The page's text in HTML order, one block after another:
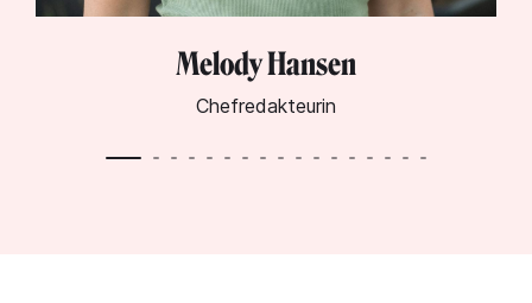
Melody Hansen
Chefredakteurin